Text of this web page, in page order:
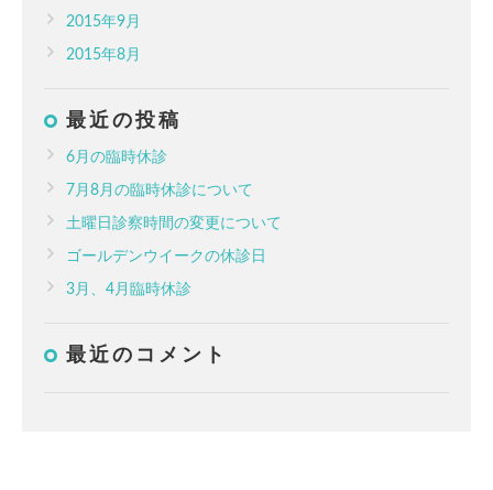
2015年9月
2015年8月
最近の投稿
6月の臨時休診
7月8月の臨時休診について
土曜日診察時間の変更について
ゴールデンウイークの休診日
3月、4月臨時休診
最近のコメント